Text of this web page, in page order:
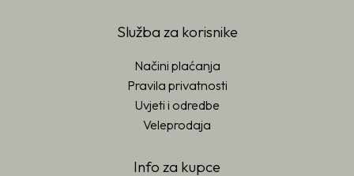
Služba za korisnike
Načini plaćanja
Pravila privatnosti
Uvjeti i odredbe
Veleprodaja
Info za kupce